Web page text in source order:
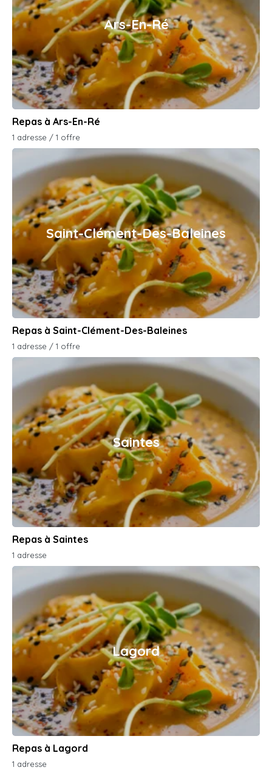
Ars-En-Ré
Repas à Ars-En-Ré
1 adresse / 1 offre
Saint-Clément-Des-Baleines
Repas à Saint-Clément-Des-Baleines
1 adresse / 1 offre
Saintes
Repas à Saintes
1 adresse
Lagord
Repas à Lagord
1 adresse